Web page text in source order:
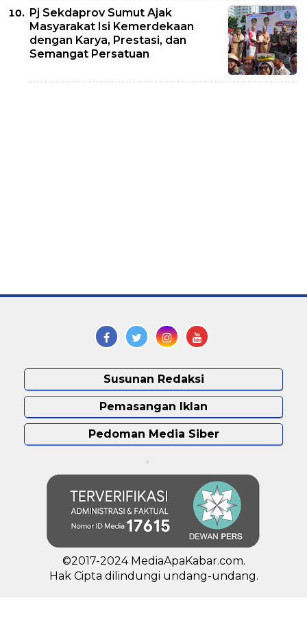
Pj Sekdaprov Sumut Ajak
Masyarakat Isi Kemerdekaan
dengan Karya, Prestasi, dan
Semangat Persatuan
Susunan Redaksi
Pemasangan Iklan
Pedoman Media Siber
©2017-2024 MediaApaKabar.com.
Hak Cipta dilindungi undang-undang.